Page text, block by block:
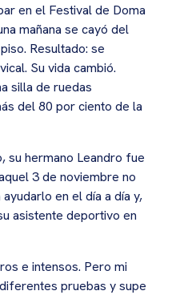
en el Festival de Doma
mañana se cayó del
Resultado: se
Su vida cambió.
silla de ruedas
del 80 por ciento de la
su hermano Leandro fue
3 de noviembre no
en el día a día y,
asistente deportivo en
e intensos. Pero mi
pruebas y supe